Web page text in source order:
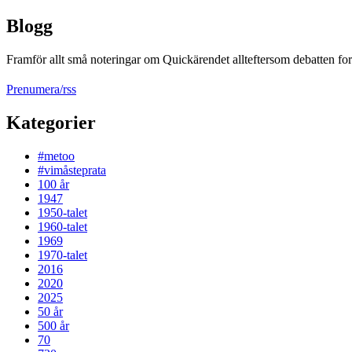
Blogg
Framför allt små noteringar om Quickärendet allteftersom debatten
Prenumera/rss
Kategorier
#metoo
#vimåsteprata
100 år
1947
1950-talet
1960-talet
1969
1970-talet
2016
2020
2025
50 år
500 år
70